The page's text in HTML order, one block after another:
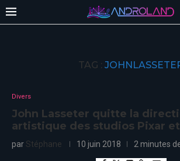
TAG :
Divers
John Lasseter quitte la
artistique des studios Pixar
par Stéphane 10 juin 2018 2 minutes